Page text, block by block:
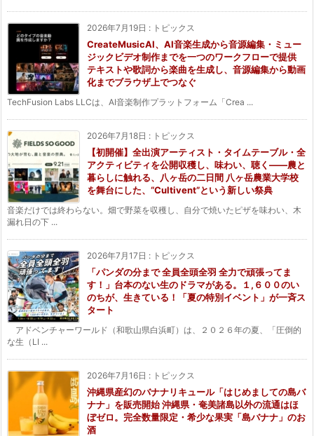
2026年7月19日 : トピックス
CreateMusicAI、AI音楽生成から音源編集・ミュー
ジックビデオ制作までを一つのワークフローで提供
テキストや歌詞から楽曲を生成し、音源編集から動画
化までブラウザ上でつなぐ
TechFusion Labs LLCは、AI音楽制作プラットフォーム「Crea ...
2026年7月18日 : トピックス
【初開催】全出演アーティスト・タイムテーブル・全
アクティビティを公開収穫し、味わい、聴く——農と
暮らしに触れる、八ヶ岳の二日間 八ヶ岳農業大学校
を舞台にした、“Cultivent”という新しい祭典
音楽だけでは終わらない。畑で野菜を収穫し、自分で焼いたピザを味わい、木
漏れ日の下 ...
2026年7月17日 : トピックス
「パンダの分まで 全員全頭全羽 全力で頑張ってま
す！」台本のない生のドラマがある。１,６００のい
のちが、生きている！「夏の特別イベント」が一斉ス
タート
アドベンチャーワールド（和歌山県白浜町）は、２０２６年の夏、「圧倒的
な生（LI ...
2026年7月16日 : トピックス
沖縄県産幻のバナナリキュール「はじめましての島バ
ナナ」を販売開始 沖縄県・奄美諸島以外の流通はほ
ぼゼロ。完全数量限定・希少な果実「島バナナ」のお
酒